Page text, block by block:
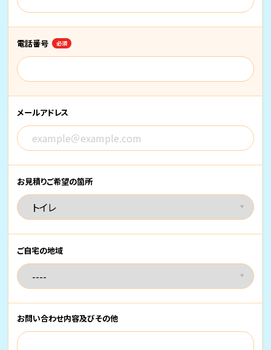
電話番号 必須
メールアドレス
お見積りご希望の箇所
ご自宅の地域
お問い合わせ内容及びその他